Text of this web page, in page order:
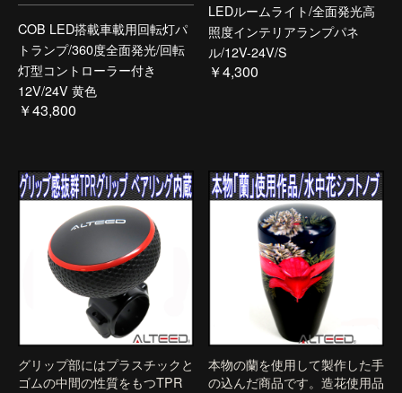
COB LED搭載車載用回転灯パ
トランプ/360度全面発光/回転
灯型コントローラー付き
12V/24V 黄色
￥43,800
LEDルームライト/全面発光高
照度インテリアランプパネ
ル/12V-24V/S
￥4,300
グリップ部にはプラスチックと
ゴムの中間の性質をもつTPR
本物の蘭を使用して製作した手
の込んだ商品です。造花使用品